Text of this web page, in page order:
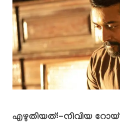
എഴുതിയത്:-നിവിയ റോയ്